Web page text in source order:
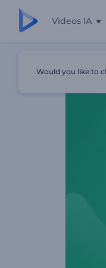
Videos IA
Would you like to